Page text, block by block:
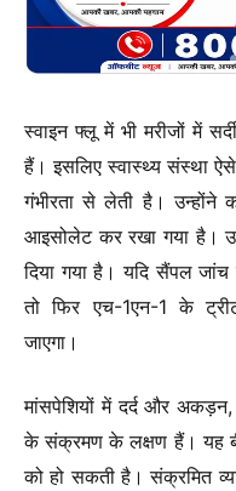
स्वाइन फ्लू में भी मरीजों में
हैं। इसलिए स्वास्थ्य संस्था
गंभीरता से लेती है। उन्होंने
आइसोलेट कर रखा गया है।
दिया गया है। यदि सैंपल जांच
तो फिर एच-1एन-1 के
जाएगा।
मांसपेशियों में दर्द और
के संक्रमण के लक्षण हैं। यह
को हो सकती है। संक्रमित